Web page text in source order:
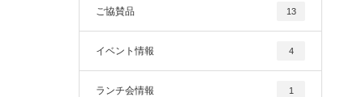
ご協賛品 13
イベント情報 4
ランチ会情報 1